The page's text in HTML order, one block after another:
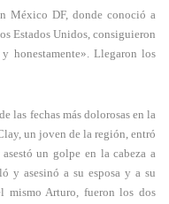
México DF, donde conoció a
Estados Unidos, consiguieron
honestamente». Llegaron los
las fechas más dolorosas en la
un joven de la región, entró
un golpe en la cabeza a
y asesinó a su esposa y a su
mismo Arturo, fueron los dos